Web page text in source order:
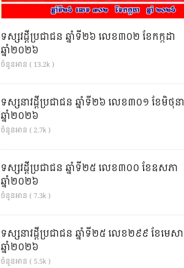
ទស្សវដ្តីប្រជាជន ឆ្នាំទី២៦ លេខ៣០២ ខែកក្កដា
ឆ្នាំ២០២៦
ចំនួនអាន ( 13.2k )
ទស្សនាវដ្ដីប្រជាជន ឆ្នាំទី២៦ លេខ៣០១ ខែមិថុនា
ឆ្នាំ២០២៦
ចំនួនអាន ( 2.7k )
ទស្សវដ្តីប្រជាជន ឆ្នាំទី២៥ លេខ៣០០ ខែឧសភា
ឆ្នាំ២០២៦
ចំនួនអាន ( 7.3k )
ទស្សនាវដ្ដីប្រជាជន ឆ្នាំទី២៥ លេខ២៩៩ ខែមេសា
ឆ្នាំ២០២៦
ចំនួនអាន ( 5.5k )